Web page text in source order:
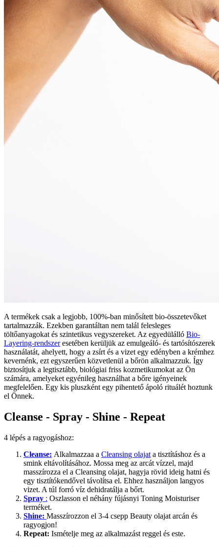
A termékek csak a legjobb, 100%-ban minősített bio-összetevőket
tartalmazzák. Ezekben garantáltan nem talál felesleges
töltőanyagokat és szintetikus vegyszereket. Az egyedülálló Bio-
Layering-rendszeresetében kerüljük az emulgeáló- és tartósítószerek
használatát, ahelyett, hogy a zsírt és a vizet egy edényben a krémhez
kevernénk, ezt egyszerűen közvetlenül a bőrön alkalmazzuk. Így
biztosítjuk a legtisztább, biológiai friss kozmetikumokat az Ön
számára, amelyeket egyénileg használhat a bőre igényeinek
megfelelően. Egy kis pluszként egy pihentető ápoló rituálét hoztunk
el Önnek.
Cleanse - Spray - Shine - Repeat
4 lépés a ragyogáshoz:
Cleanse: Alkalmazzaa a Cleansing olajat a tisztításhoz és a
smink eltávolításához. Mossa meg az arcát vízzel, majd
masszírozza el a Cleansing olajat, hagyja rövid ideig hatni és
egy tisztítókendővel távolítsa el. Ehhez használjon langyos
vizet. A túl forró víz dehidratálja a bőrt.
Spray : Oszlasson el néhány fújásnyi Toning Moisturiser
terméket.
Shine: Masszírozzon el 3-4 csepp Beauty olajat arcán és
ragyogjon!
Repeat: Ismételje meg az alkalmazást reggel és este.